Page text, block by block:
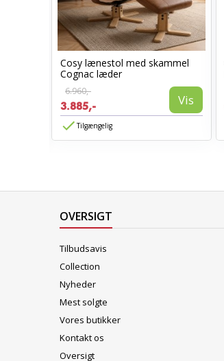
Cosy lænestol med skammel
Cognac læder
6.960,-
3.885,- Vis
Tilgængelig
OVERSIGT
Tilbudsavis
Collection
Nyheder
Mest solgte
Vores butikker
Kontakt os
Oversigt